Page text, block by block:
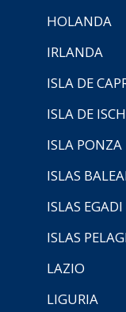
HOLANDA
IRLANDA
ISLA DE
ISLA DE
ISLA PONZA
ISLAS
ISLAS EGADI
ISLAS
LAZIO
LIGURIA